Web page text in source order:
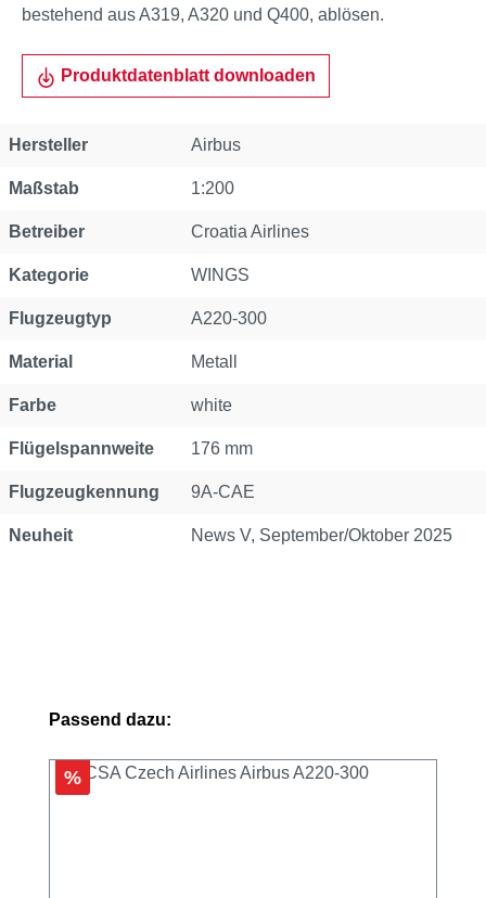
bestehend aus A319, A320 und Q400, ablösen.
Produktdatenblatt downloaden
Eigenschaft
Hersteller Airbus
Maßstab 1:200
Betreiber Croatia Airlines
Kategorie WINGS
Flugzeugtyp A220-300
Material Metall
Farbe white
Flügelspannweite 176 mm
Flugzeugkennung 9A-CAE
Neuheit News V, September/Oktober 2025
Produktgalerie überspringen
Passend dazu:
%